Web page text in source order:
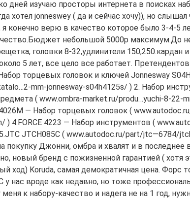
дней изучаю просторы интернета в поисках
хотел jonneswey ( да и сейчас хочу)), но слышал
я конечно верю в качество которое было 3-4-5
небольшой 5000р максимум.До
головки 8-32,удлинители 150,250.кардан
5 лет, все цело все работает.
торцевых головок и ключей Jonnesway
mm-jonnesway-s04h4125s/ ) 2. Набор
( www.ombra-market.ru/produ…yuchi-8-22-
— Набор торцевых головок (
) 4.FORCE 4223 — Набор инструментов (
JTCH085C ( www.autodoc.ru/part/jtc—6784/
покупку Джонни, омбра и хвалят и в последнее
новый бренд с пожизненной гарантией ( хотя
ход) Koruda, самая демократичная цена. Форс
у нас вроде как недавно, но тоже
меня к набору-качество и надега не на 1 год,